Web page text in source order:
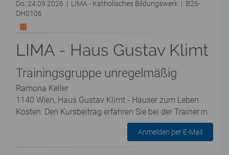
Do. 24.09.2026 | LIMA - Katholisches Bildungswerk | B26-
DH0106
LIMA - Haus Gustav Klimt
Trainingsgruppe unregelmäßig
Ramona Keller
1140 Wien, Haus Gustav Klimt - Häuser zum Leben
Kosten: Den Kursbeitrag erfahren Sie bei der Trainer:in
Anmelden per E-Mail